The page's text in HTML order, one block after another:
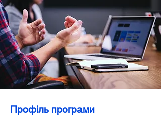
Профіль програми